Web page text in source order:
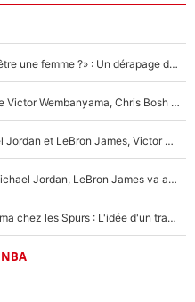
«LeBron James, as-tu déjà eu envie d’être une femme ?» : Un dérapage de Donald Trump sur la superstar de la NBA refait surface
NBA - Victime d'une thrombose comme Victor Wembanyama, Chris Bosh prévient le Français des risques sur sa santé : «J’ai failli mourir sur le coup et j’ai été ramené à la vie»
De la NBA au cinéma : Comme Michael Jordan et LeBron James, Victor Wembanyama rêve d'une carrière d'acteur !
The Last Dance sur Netflix : Comme Michael Jordan, LeBron James va avoir le droit à sa série !
Stephen Curry avec Victor Wembanyama chez les Spurs : L'idée d'un trade historique est lancée en NBA !
NBA